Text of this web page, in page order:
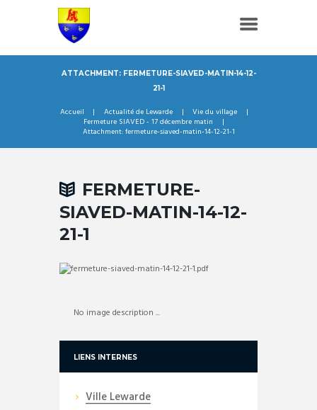
ATTACHMENT: FERMETURE-SIAVED-MATIN-14-12-
21-1
Accueil Actualité de Lewarde
Vie du village
Fermeture SIAVED - 17 décembre matin
Attachment: fermeture-siaved-matin-14-12-21-1
FERMETURE-
SIAVED-MATIN-14-12-
21-1
No image description ...
LIENS INTERNES
Ville Lewarde